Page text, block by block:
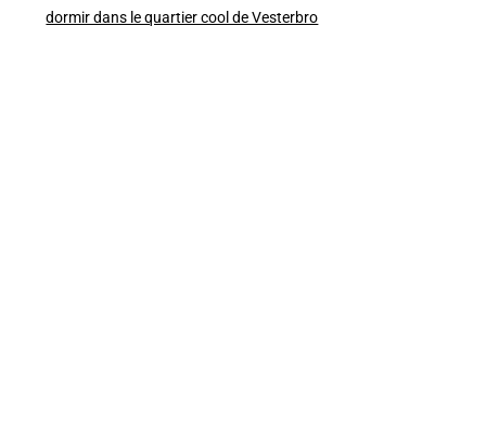
dormir dans le quartier cool de Vesterbro